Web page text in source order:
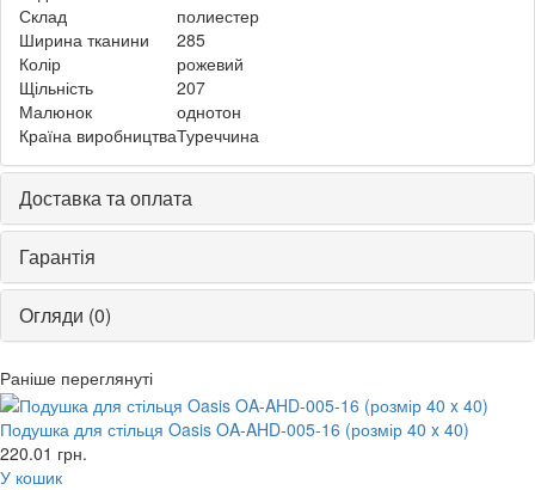
Склад
полиестер
Ширина тканини
285
Колір
рожевий
Щільність
207
Малюнок
однотон
Країна виробництваТуреччина
Доставка та оплата
Гарантія
Огляди (0)
Раніше переглянуті
Подушка для стільця Oasis OA-AHD-005-16 (розмір 40 x 40)
220.01 грн.
У кошик